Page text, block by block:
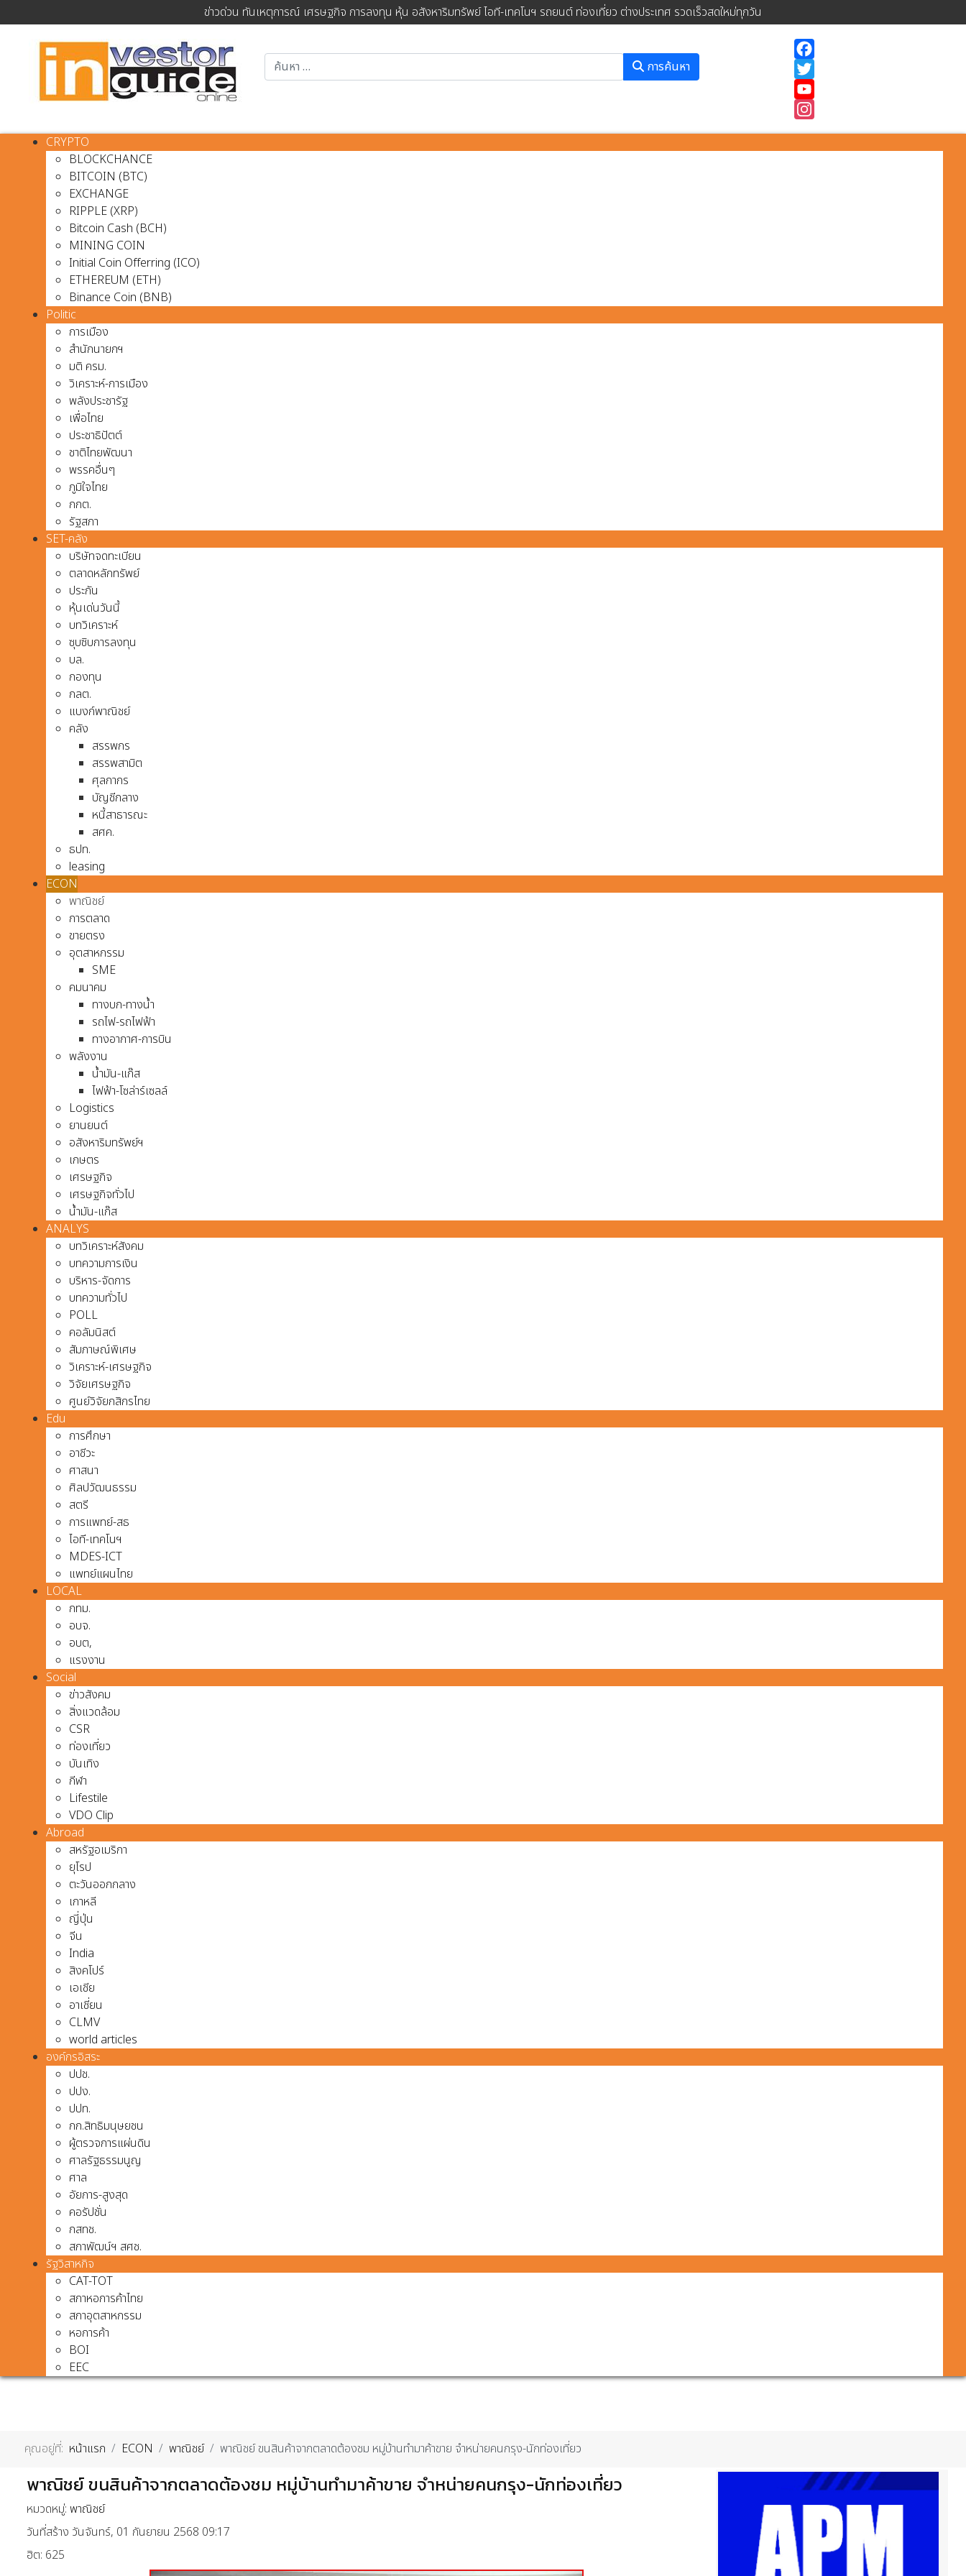
ข่าวด่วน ทันเหตุการณ์ เศรษฐกิจ การลงทุน หุ้น อสังหาริมทรัพย์ ไอที-เทคโนฯ รถยนต์ ท่องเที่ยว ต่างประเทศ รวดเร็วสดใหม่ทุกวัน
การค้นหา
Instagram
CRYPTO
BLOCKCHANCE
BITCOIN (BTC)
EXCHANGE
RIPPLE (XRP)
Bitcoin Cash (BCH)
MINING COIN
Initial Coin Offerring (ICO)
ETHEREUM (ETH)
Binance Coin (BNB)
Politic
การเมือง
สำนักนายกฯ
มติ ครม.
วิเคราะห์-การเมือง
พลังประชารัฐ
เพื่อไทย
ประชาธิปัตต์
ชาติไทยพัฒนา
พรรคอื่นๆ
ภูมิใจไทย
กกต.
รัฐสภา
SET-คลัง
บริษัทจดทะเบียน
ตลาดหลักทรัพย์
ประกัน
หุ้นเด่นวันนี้
บทวิเคราะห์
ซุบซิบการลงทุน
บล.
กองทุน
กลต.
แบงก์พาณิชย์
คลัง
สรรพกร
สรรพสามิต
ศุลกากร
บัญชีกลาง
หนี้สาธารณะ
สศค.
ธปท.
leasing
ECON
พาณิชย์
การตลาด
ขายตรง
อุตสาหกรรม
SME
คมนาคม
ทางบก-ทางน้ำ
รถไฟ-รถไฟฟ้า
ทางอากาศ-การบิน
พลังงาน
น้ำมัน-แก๊ส
ไฟฟ้า-โซล่าร์เซลล์
Logistics
ยานยนต์
อสังหาริมทรัพย์ฯ
เกษตร
เศรษฐกิจ
เศรษฐกิจทั่วไป
น้ำมัน-แก๊ส
ANALYS
บทวิเคราะห์สังคม
บทความการเงิน
บริหาร-จัดการ
บทความทั่วไป
POLL
คอลัมนิสต์
สัมภาษณ์พิเศษ
วิเคราะห์-เศรษฐกิจ
วิจัยเศรษฐกิจ
ศูนย์วิจัยกสิกรไทย
Edu
การศึกษา
อาชีวะ
ศาสนา
ศิลปวัฒนธรรม
สตรี
การแพทย์-สธ
ไอที-เทคโนฯ
MDES-ICT
แพทย์แผนไทย
LOCAL
กทม.
อบจ.
อบต,
แรงงาน
Social
ข่าวสังคม
สิ่งแวดล้อม
CSR
ท่องเที่ยว
บันเทิง
กีฬา
Lifestile
VDO Clip
Abroad
สหรัฐอเมริกา
ยุโรป
ตะวันออกกลาง
เกาหลี
ญี่ปุ่น
จีน
India
สิงคโปร์
เอเชีย
อาเชี่ยน
CLMV
world articles
องค์กรอิสระ
ปปช.
ปปง.
ปปท.
กก.สิทธิมนุษยชน
ผู้ตรวจการแผ่นดิน
ศาลรัฐธรรมนูญ
ศาล
อัยการ-สูงสุด
คอรัปชั่น
กสทช.
สภาพัฒน์ฯ สศช.
รัฐวิสาหกิจ
CAT-TOT
สภาหอการค้าไทย
สภาอุตสาหกรรม
หอการค้า
BOI
EEC
คุณอยู่ที่: หน้าแรก ECON พาณิชย์ พาณิชย์ ขนสินค้าจากตลาดต้องชม หมู่บ้านทำมาค้าขาย จำหน่ายคนกรุง-นักท่องเที่ยว
พาณิชย์ ขนสินค้าจากตลาดต้องชม หมู่บ้านทำมาค้าขาย จำหน่ายคนกรุง-นักท่องเที่ยว
หมวดหมู่: พาณิชย์
วันที่สร้าง วันจันทร์, 01 กันยายน 2568 09:17
ฮิต: 625